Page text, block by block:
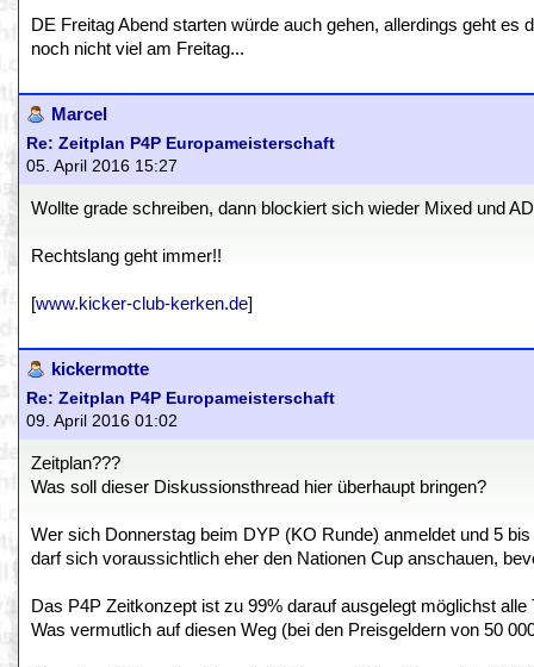
DE Freitag Abend starten würde auch gehen, allerdings geht
noch nicht viel am Freitag...
Marcel
Re: Zeitplan P4P Europameisterschaft
05. April 2016 15:27
Wollte grade schreiben, dann blockiert sich wieder Mixed und AD
Rechtslang geht immer!!
[www.kicker-club-kerken.de]
kickermotte
Re: Zeitplan P4P Europameisterschaft
09. April 2016 01:02
Zeitplan???
Was soll dieser Diskussionsthread hier überhaupt bringen?
Wer sich Donnerstag beim DYP (KO Runde) anmeldet und 5
darf sich voraussichtlich eher den Nationen Cup anschauen,
Das P4P Zeitkonzept ist zu 99% darauf ausgelegt möglichst
Was vermutlich auf diesen Weg (bei den Preisgeldern von 50